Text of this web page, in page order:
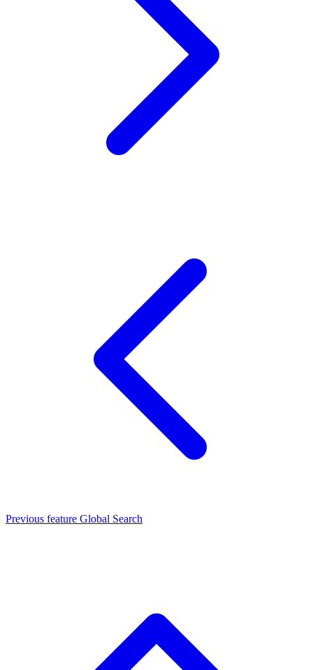
Previous feature Global Search